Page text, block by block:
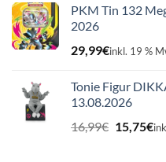
PKM Tin 132
2026
29,99€inkl. 19 %
Tonie Figur
13.08.2026
16,99€
Preis
15,75€